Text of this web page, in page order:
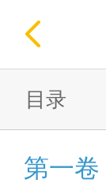
目录
第一